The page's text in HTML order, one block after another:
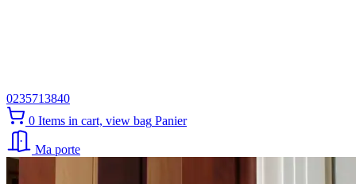
0235713840
0 Items in cart, view bag Panier
Ma porte